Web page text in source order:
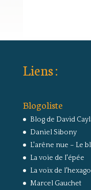
Liens :
Blogoliste
Blog de David
Daniel Sibony
L'arêne nue – Le
La voie de l'épée
La voix de
Marcel Gauchet